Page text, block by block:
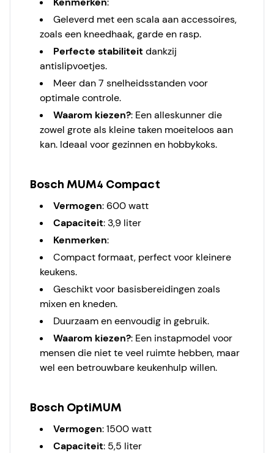
Geleverd met een scala aan accessoires,
zoals een kneedhaak, garde en rasp.
Perfecte stabiliteit dankzij
antislipvoetjes.
Meer dan 7 snelheidsstanden voor
optimale controle.
Waarom kiezen?: Een alleskunner die
zowel grote als kleine taken moeiteloos aan
kan. Ideaal voor gezinnen en hobbykoks.
Bosch MUM4 Compact
Vermogen: 600 watt
Capaciteit: 3,9 liter
Kenmerken:
Compact formaat, perfect voor kleinere
keukens.
Geschikt voor basisbereidingen zoals
mixen en kneden.
Duurzaam en eenvoudig in gebruik.
Waarom kiezen?: Een instapmodel voor
mensen die niet te veel ruimte hebben, maar
wel een betrouwbare keukenhulp willen.
Bosch OptiMUM
Vermogen: 1500 watt
Capaciteit: 5,5 liter